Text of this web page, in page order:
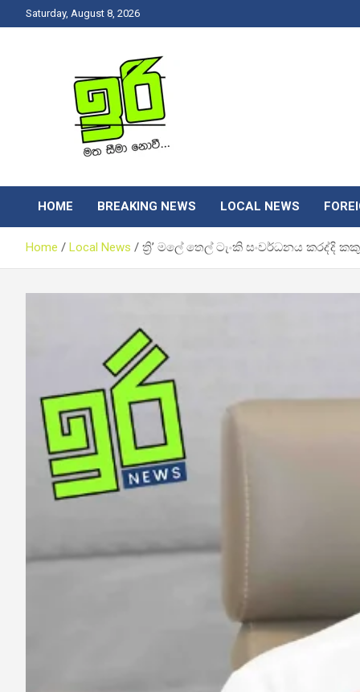
to
Saturday, August 8, 2026
Iri News
HOME BREAKING NEWS LOCAL NEWS
Home Local News ත්‍රි’ මලේ තෙල් ටැංකි සංවර්ධනය කරද්දි